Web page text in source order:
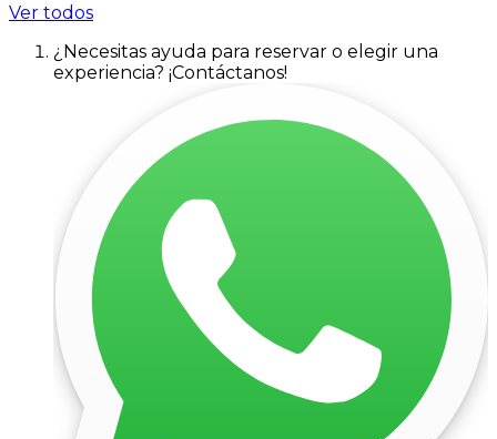
Ver todos
¿Necesitas ayuda para reservar o elegir una
experiencia? ¡Contáctanos!